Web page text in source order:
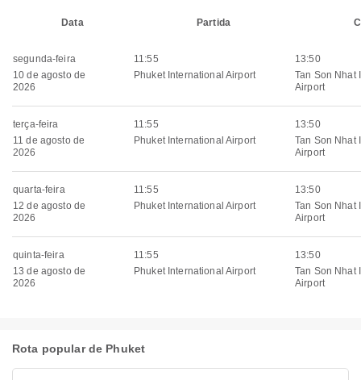
Data Partida
segunda-feira
10 de agosto de
2026
11:55
Phuket International Airport
13:50
Tan Son Nhat
Airport
terça-feira
11 de agosto de
2026
11:55
Phuket International Airport
13:50
Tan Son Nhat
Airport
quarta-feira
12 de agosto de
2026
11:55
Phuket International Airport
13:50
Tan Son Nhat
Airport
quinta-feira
13 de agosto de
2026
11:55
Phuket International Airport
13:50
Tan Son Nhat
Airport
Rota popular de Phuket